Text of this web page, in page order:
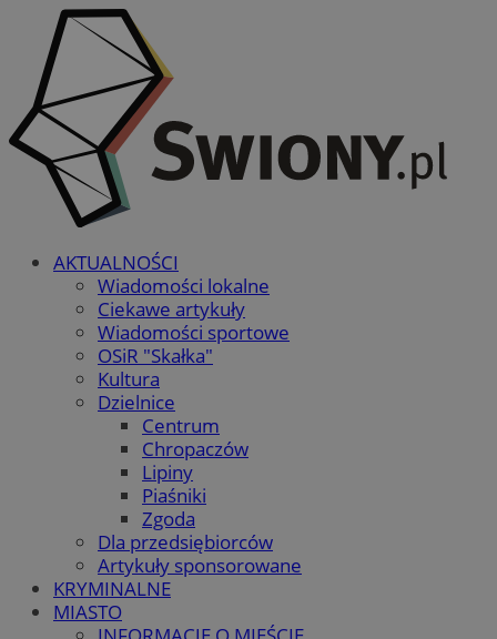
AKTUALNOŚCI
Wiadomości lokalne
Ciekawe artykuły
Wiadomości sportowe
OSiR "Skałka"
Kultura
Dzielnice
Centrum
Chropaczów
Lipiny
Piaśniki
Zgoda
Dla przedsiębiorców
Artykuły sponsorowane
KRYMINALNE
MIASTO